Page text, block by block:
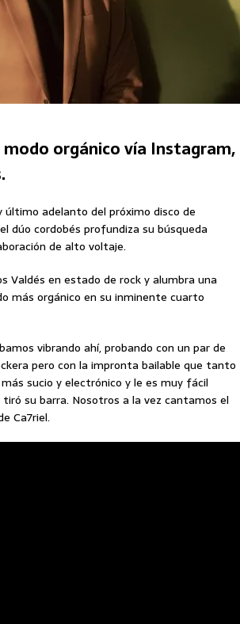
orgánico vía Instagram,
último adelanto del próximo disco de
dúo cordobés profundiza su búsqueda
de alto voltaje.
Valdés en estado de rock y alumbra una
más orgánico en su inminente cuarto
vibrando ahí, probando con un par de
pero con la impronta bailable que tanto
sucio y electrónico y le es muy fácil
su barra. Nosotros a la vez cantamos el
Ca7riel.